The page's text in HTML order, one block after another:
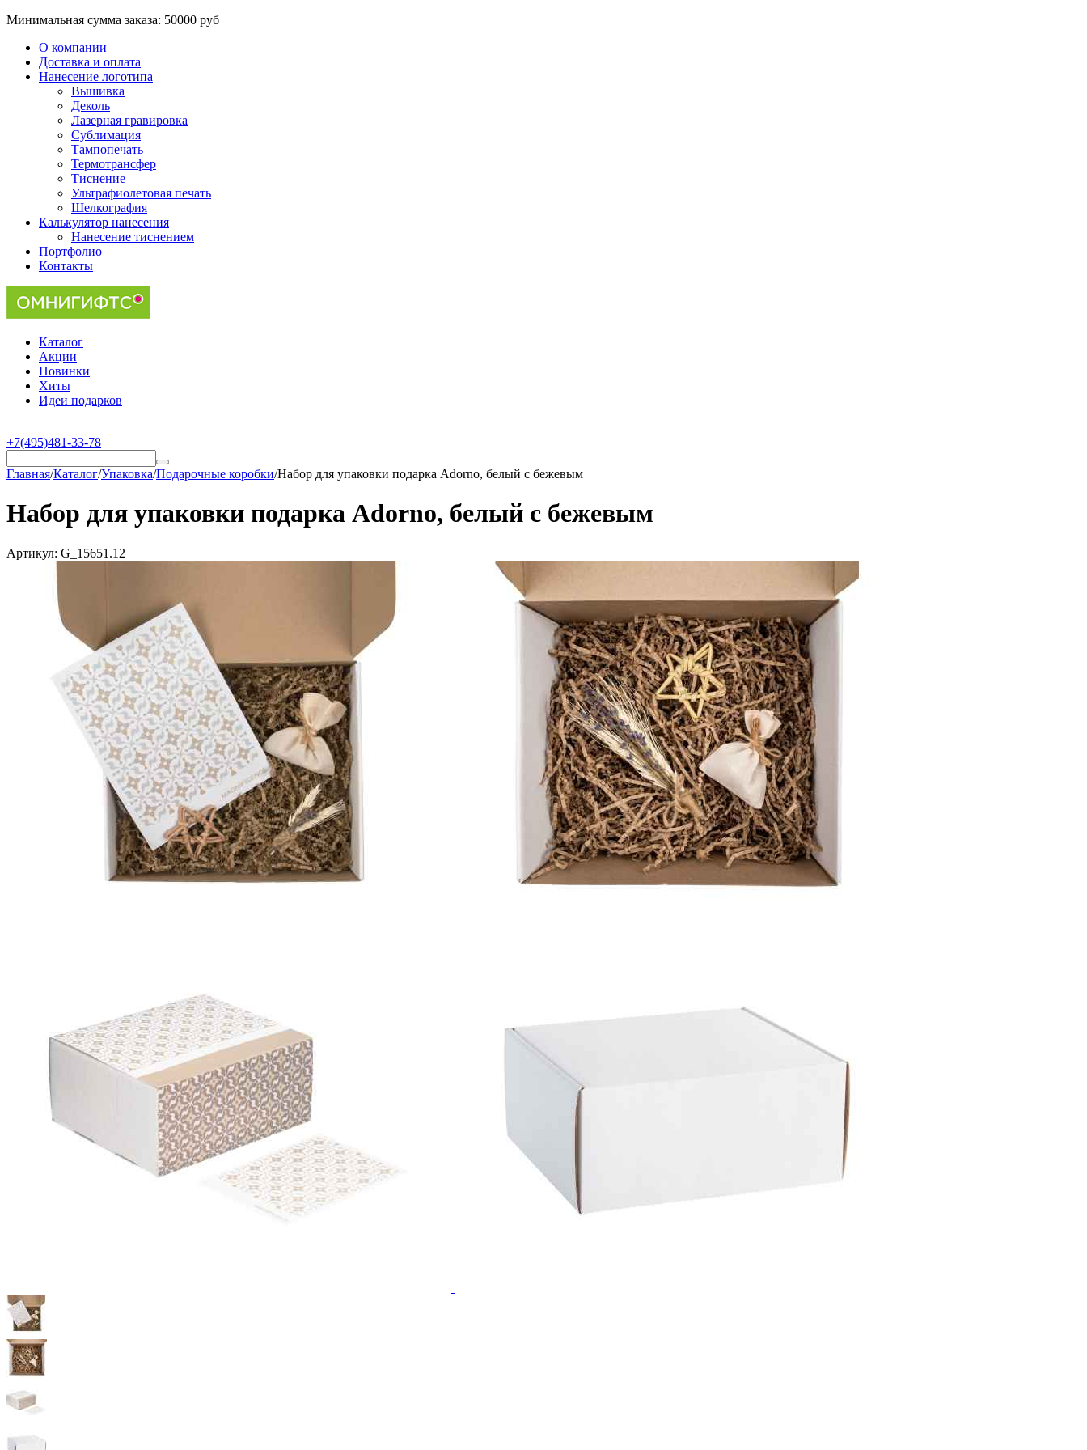
Минимальная сумма заказа: 50000 руб
О компании
Доставка и оплата
Нанесение логотипа
Вышивка
Деколь
Лазерная гравировка
Сублимация
Тампопечать
Термотрансфер
Тиснение
Ультрафиолетовая печать
Шелкография
Калькулятор нанесения
Нанесение тиснением
Портфолио
Контакты
Каталог
Акции
Новинки
Хиты
Идеи подарков
+7(495)481-33-78
Главная/Каталог/Упаковка/Подарочные коробки/Набор для упаковки подарка Adorno, белый с бежевым
Набор для упаковки подарка Adorno, белый с бежевым
Артикул: G_15651.12